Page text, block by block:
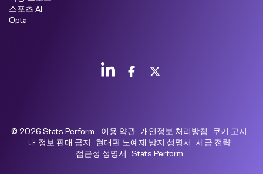
스포츠 AI
Opta
© 2026 Stats Perform 이용 약관 개인정보 처리방침
쿠키 고지
내 정보 판매 금지
현대판 노예제 방지 성명서
세금 전략
접근성 성명서
Stats Perform